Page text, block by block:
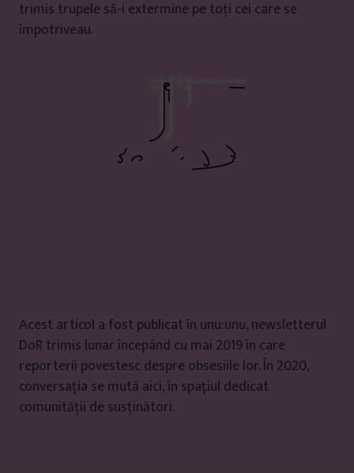
trimis trupele să-i extermine pe toți cei care se
împotriveau.
Acest articol a fost publicat în unu:unu, newsletterul
DoR trimis lunar începând cu mai 2019 în care
reporterii povestesc despre obsesiile lor. În 2020,
conversația se mută aici, în spațiul dedicat
comunității de susținători.